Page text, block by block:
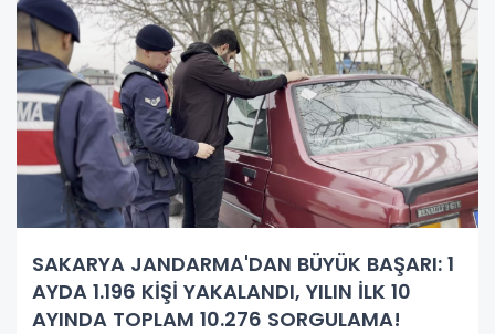
SAKARYA JANDARMA'DAN BÜYÜK BAŞARI: 1
AYDA 1.196 KİŞİ YAKALANDI, YILIN İLK 10
AYINDA TOPLAM 10.276 SORGULAMA!